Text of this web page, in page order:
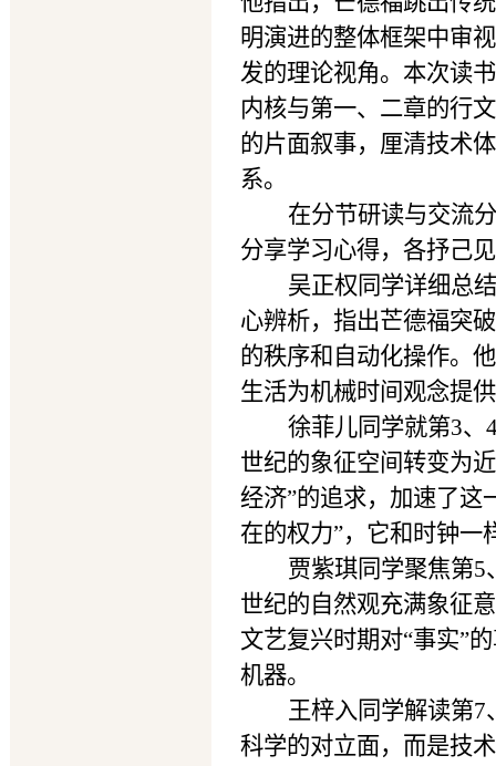
明演进的整体框架中审
发的理论视角。本次读
内核与第一、二章的行
的片面叙事，厘清技术
系。
在分节研读与交流
分享学习心得，各抒己
吴正权同学详细总
心辨析，指出芒德福突
的秩序和自动化操作。
生活为机械时间观念提
徐菲儿同学就第3、
世纪的象征空间转变为
经济”的追求，加速了这
在的权力”，它和时钟一
贾紫琪同学聚焦第5
世纪的自然观充满象征
文艺复兴时期对“事实”
机器。
王梓入同学解读第7
科学的对立面，而是技